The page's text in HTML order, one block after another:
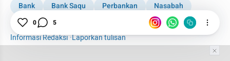
Bank Bank Saqu Perbankan
Nasabah
Finansial
Informasi Redaksi·Laporkan tulisan
0 5